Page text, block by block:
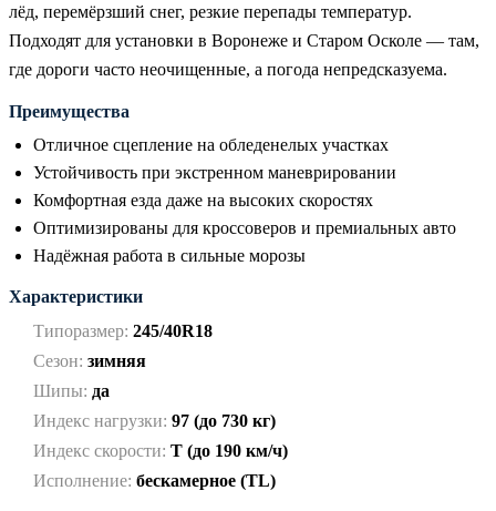
лёд, перемёрзший снег, резкие перепады температур.
Подходят для установки в Воронеже и Старом Осколе — там,
где дороги часто неочищенные, а погода непредсказуема.
Преимущества
Отличное сцепление на обледенелых участках
Устойчивость при экстренном маневрировании
Комфортная езда даже на высоких скоростях
Оптимизированы для кроссоверов и премиальных авто
Надёжная работа в сильные морозы
Характеристики
Типоразмер: 245/40R18
Сезон: зимняя
Шипы: да
Индекс нагрузки: 97 (до 730 кг)
Индекс скорости: T (до 190 км/ч)
Исполнение: бескамерное (TL)